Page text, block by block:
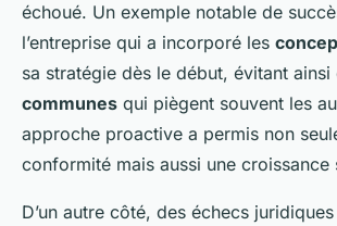
échoué. Un exemple notable de
l’entreprise qui a incorporé les
sa stratégie dès le début, évitant ainsi
communes qui piègent souvent les
approche proactive a permis non
conformité mais aussi une croissance
D’un autre côté, des échecs